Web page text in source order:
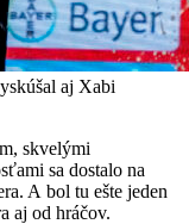
aj Xabi
skvelými
sa dostalo na
A bol tu ešte jeden
aj od hráčov.